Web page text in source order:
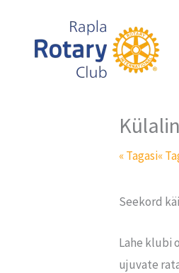
content
« Tagasi«
Seekord
Lahe klubi
ujuvate